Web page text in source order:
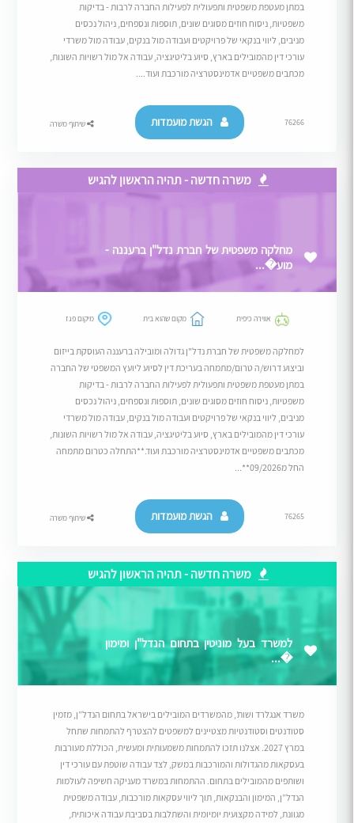
במתן מעטפת משפטית ותפעולית לפעילות החברה לרבות - בדיקות
משפטיות, ניסוח חוזים מסוגים שונים, תוספות ונספחים, ניהול נכסים
מניבים, ליווי בנקאי של פרויקטים ועבודה מול בנקים, עבודה מול משרדי
עורכי דין מהמובילים בארץ, סיוע בליטיגציה, עבודה אל מול רשויות השונות,
מכתבים משפטיים אדמינסטרציה מורכבת ועוד....
76266 הגשת מועמדות שיתוף משרה
משרה חדשה - תהיה הראשון להגיש
מחלקה משפטית של חברת נדל"ן ברעננה -
מוע�...
אווירה כיפית מקום שהוא בית מיקום פגז
למחלקה משפטית של חברת נדל"ן גדולה ומובילה ברעננה העוסקת בייזום
וביצוע דרוש/ה טרום/מתמחה בעריכת דין לסיוע ליועץ המשפטי של החברה
במתן מעטפת משפטית ותפעולית לפעילות החברה לרבות - בדיקות
משפטיות, ניסוח חוזים מסוגים שונים, תוספות ונספחים, ניהול נכסים
מניבים, ליווי בנקאי של פרויקטים ועבודה מול בנקים, עבודה מול משרדי
עורכי דין מהמובילים בארץ, סיוע בליטיגציה, עבודה אל מול רשויות השונות,
מכתבים משפטיים אדמינסטרציה מורכבת ועוד.**התחלה כטרום מתמחה
החל מ09/2026**...
76265 הגשת מועמדות שיתוף משרה
משרה חדשה - תהיה הראשון להגיש
למשרד בעל מוניטין בתחום הנדל"ן ומימון
�...
משרד אנגלרד ושות’, מהמשרדים המובילים בישראל בתחום הנדל”ן, מזמין
סטודנטים וסטודנטיות מצטיינים למשפטים להצטרף להתמחות שתחל
במרץ 2027. אצלנו תזכו להתמחות משמעותית ומעשית, הכוללת מעורבות
בעסקאות מהגדולות והמורכבות במשק, לצד עבודה שוטפת עם עורכי דין
ושותפים מהמובילים בתחום. ההתמחות במשרד מעניקה חשיפה לעולמות
הנדל”ן, המימון והבנקאות, תוך ליווי עסקאות מורכבות, עבודה משפטית
מגוונת, למידה מקצועית יומיומית והשתלבות בסביבת עבודה איכותית,